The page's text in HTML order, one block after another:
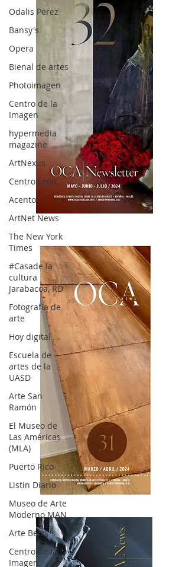
Odalis Perez
Bansy's
Opera
Bienal de artes
Photoimagen
Centro de la
Imagen
hypermedia
magazine
ArtNexus
Centro León
Acento
ArtNet News
The New York
Times
#Casade la
cultura
Jarabacoa, RD
Fotografía de
arte
Hoy digital
Escuela de
artes de la
UASD
Arte San
Ramón
El Museo de
Las Américas
(MLA)
Puerto Rico
Listin Diario
Museo de Arte
Moderno MAN
Arte Berry's
Centro de la
Imagen
OCA|News 32/ Mayo-Junio-Julio, 2023
OCA|News 31 / Marzo-Abril / 2024